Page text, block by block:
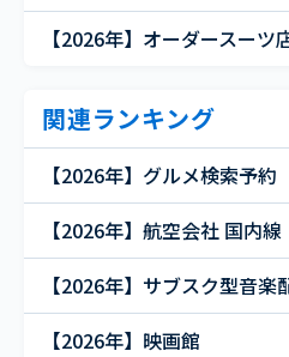
【2026年】オーダースーツ
関連ランキング
【2026年】グルメ検索予約
【2026年】航空会社 国内線
【2026年】サブスク型音楽
【2026年】映画館